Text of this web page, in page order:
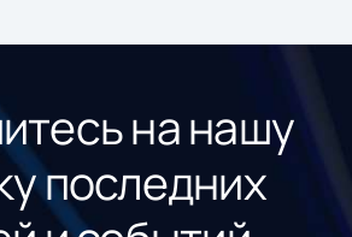
на нашу
последних